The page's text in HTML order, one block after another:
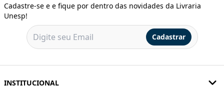
Cadastre-se e e fique por dentro das novidades da Livraria
Unesp!
Cadastrar
INSTITUCIONAL